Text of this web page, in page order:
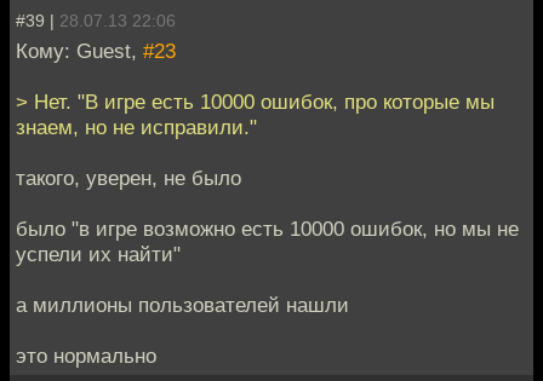
#39 | 28.07.13 22:06
Кому: Guest, #23
> Нет. "В игре есть 10000 ошибок, про которые мы
знаем, но не исправили."
такого, уверен, не было
было "в игре возможно есть 10000 ошибок, но мы не
успели их найти"
а миллионы пользователей нашли
это нормально